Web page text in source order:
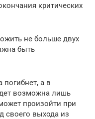
критических
не больше двух
быть
погибнет, а в
возможна лишь
произойти при
своего выхода из